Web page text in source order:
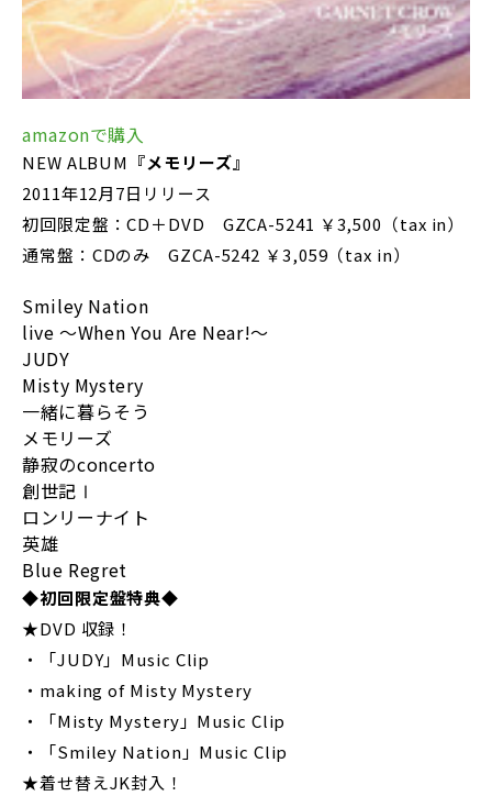
amazonで購入
NEW ALBUM 『メモリーズ』
2011年12月7日リリース
初回限定盤：CD＋DVD GZCA-5241 ￥3,500（tax in）
通常盤：CDのみ GZCA-5242 ￥3,059（tax in）
Smiley Nation
live ～When You Are Near!～
JUDY
Misty Mystery
一緒に暮らそう
メモリーズ
静寂のconcerto
創世記Ⅰ
ロンリーナイト
英雄
Blue Regret
◆初回限定盤特典◆
★DVD 収録！
・「JUDY」Music Clip
・making of Misty Mystery
・「Misty Mystery」Music Clip
・「Smiley Nation」Music Clip
★着せ替えJK封入！